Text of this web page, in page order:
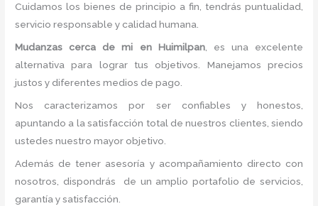
Cuidamos los bienes de principio a fin, tendrás puntualidad,
servicio responsable y calidad humana.
Mudanzas cerca de mi en Huimilpan, es una excelente
alternativa para lograr tus objetivos. Manejamos precios
justos y diferentes medios de pago.
Nos caracterizamos por ser confiables y honestos,
apuntando a la satisfacción total de nuestros clientes, siendo
ustedes nuestro mayor objetivo.
Además de tener asesoría y acompañamiento directo con
nosotros, dispondrás de un amplio portafolio de servicios,
garantía y satisfacción.